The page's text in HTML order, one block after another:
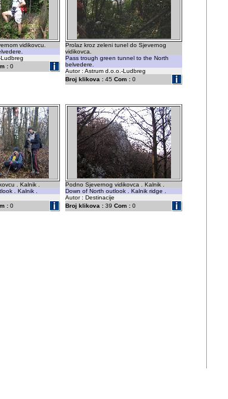
vidikovcu.
: 0
Prolaz kroz zeleni tunel do Sjevernog
vidikovca.
Pass trough green tunnel to the North
belvedere.
Autor : Astrum d.o.o.-Ludbreg
Broj klikova : 45 Com : 0
. Kalnik .
. Kalnik .
: 0
Podno Sjevernog vidikovca . Kalnik .
Down of North outlook . Kalnik ridge .
Autor : Destinacije
Broj klikova : 39 Com : 0